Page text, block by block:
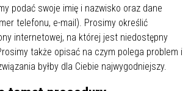
podać swoje imię i nazwisko oraz dane
telefonu, e-mail). Prosimy określić
internetowej, na której jest niedostępny
także opisać na czym polega problem i
byłby dla Ciebie najwygodniejszy.